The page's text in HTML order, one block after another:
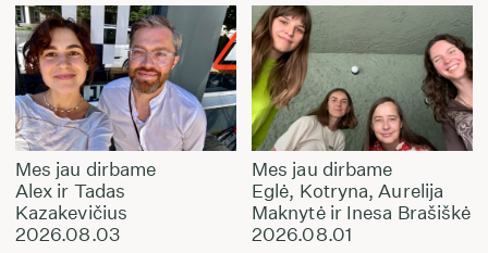
Mes jau dirbame
Alex ir Tadas
Kazakevičius
2026.08.03
Mes jau dirbame
Eglė, Kotryna, Aurelija
Maknytė ir Inesa Brašiškė
2026.08.01